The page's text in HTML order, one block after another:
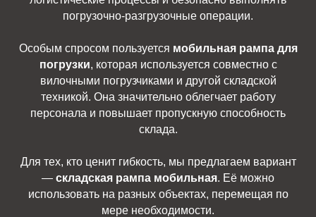
погрузочно-разгрузочные операции.
Особым спросом пользуется мобильная рампа для
погрузки, которая используется совместно с
вилочными погрузчиками и другой складской
техникой. Она значительно облегчает работу
персонала и повышает пропускную способность
склада.
Для тех, кто ценит гибкость, мы предлагаем вариант
— складская рампа мобильная. Её можно
использовать на разных объектах, перемещая по
мере необходимости.